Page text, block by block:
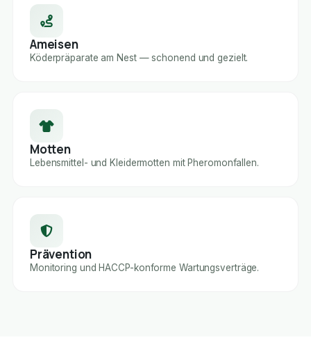
Ameisen
Köderpräparate am Nest — schonend und gezielt.
Motten
Lebensmittel- und Kleidermotten mit Pheromonfallen.
Prävention
Monitoring und HACCP-konforme Wartungsverträge.